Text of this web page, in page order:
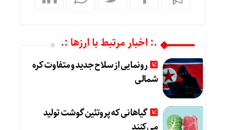
.: اخبار مرتبط با ارزها :.
رونمایی از سلاح جدید و متفاوت کره
شمالی
گیاهانی که پروتئین گوشت تولید